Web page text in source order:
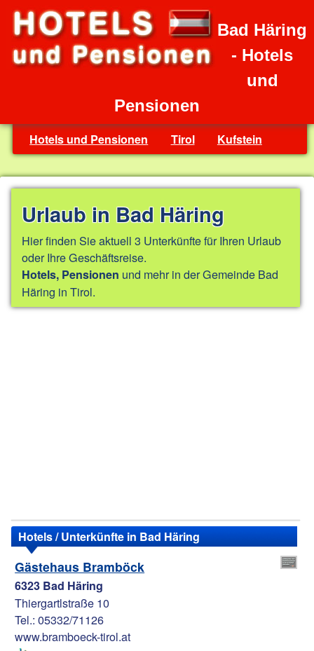
Bad Häring
- Hotels
und
Pensionen
Hotels und Pensionen Tirol Kufstein
Urlaub in Bad Häring
Hier finden Sie aktuell 3 Unterkünfte für Ihren Urlaub
oder Ihre Geschäftsreise.
Hotels, Pensionen und mehr in der Gemeinde Bad
Häring in Tirol.
Hotels / Unterkünfte in Bad Häring
Gästehaus Bramböck
6323 Bad Häring
Thiergartlstraße 10
Tel.: 05332/71126
www.bramboeck-tirol.at